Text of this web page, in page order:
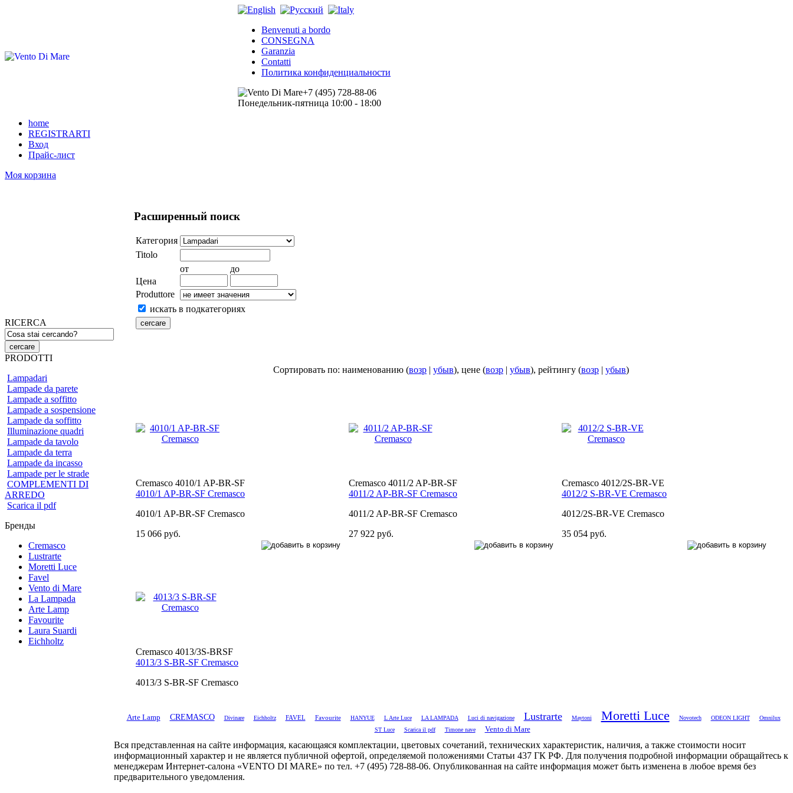
Benvenuti a bordo
CONSEGNA
Garanzia
Contatti
Политика конфиденциальности
+7 (495) 728-88-06
Понедельник-пятница 10:00 - 18:00
home
REGISTRARTI
Вход
Прайс-лист
Моя корзина
RICERCA
PRODOTTI
Lampadari
Lampade da parete
Lampade a soffitto
Lampade a sospensione
Lampade da soffitto
Illuminazione quadri
Lampade da tavolo
Lampade da terra
Lampade da incasso
Lampade per le strade
COMPLEMENTI DI
ARREDO
Scarica il pdf
Бренды
Cremasco
Lustrarte
Moretti Luce
Favel
Vento di Mare
La Lampada
Arte Lamp
Favourite
Laura Suardi
Eichholtz
Расширенный поиск
Категория
Titolo
Цена
от до
Produttore
искать в подкатегориях
Сортировать по: наименованию (возр | убыв), цене (возр | убыв), рейтингу (возр | убыв)
Cremasco 4010/1 AP-BR-SF
4010/1 AP-BR-SF Cremasco
4010/1 AP-BR-SF Cremasco
15 066 руб.
Cremasco 4011/2 AP-BR-SF
4011/2 AP-BR-SF Cremasco
4011/2 AP-BR-SF Cremasco
27 922 руб.
Cremasco 4012/2S-BR-VE
4012/2 S-BR-VE Cremasco
4012/2S-BR-VE Cremasco
35 054 руб.
Cremasco 4013/3S-BRSF
4013/3 S-BR-SF Cremasco
4013/3 S-BR-SF Cremasco
Arte Lamp CREMASCO Divinare Eichholtz FAVEL Favourite HANYUE L Arte Luce LA LAMPADA Luci di navigazione Lustrarte Maytoni Moretti Luce Novotech ODEON LIGHT
Omnilux
ST Luce
Scarica il pdf Timone nave Vento di Mare
Вся представленная на сайте информация, касающаяся комплектации, цветовых сочетаний, технических характеристик, наличия, а также стоимости носит
информационный характер и не является публичной офертой, определяемой положениями Статьи 437 ГК РФ. Для получения подробной информации обращайтесь к
менеджерам Интернет-салона «VENTO DI MARE» по тел. +7 (495) 728-88-06. Опубликованная на сайте информация может быть изменена в любое время без
предварительного уведомления.